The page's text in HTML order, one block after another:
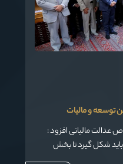
توسعه و مالیات
نماینده ولی فقیه در استان در خصوص عدالت مالیاتی افزود :
شکل گیرد تا بخش